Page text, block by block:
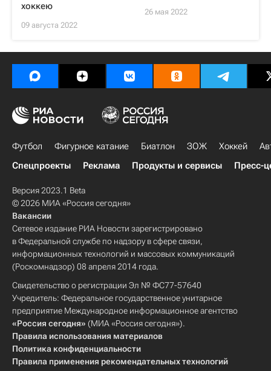
хоккею
09 августа 2022
26 мая 2022
Футбол Фигурное катание Биатлон ЗОЖ Хоккей
Спецпроекты
Реклама Продукты и сервисы Пресс-
Версия 2023.1 Beta
© 2026 МИА «Россия сегодня»
Вакансии
Сетевое издание РИА Новости зарегистрировано
в Федеральной службе по надзору в сфере связи,
информационных технологий и массовых коммуникаций
(Роскомнадзор) 08 апреля 2014 года.
Свидетельство о регистрации Эл № ФС77-57640
Учредитель: Федеральное государственное унитарное
предприятие Международное информационное агентство
«Россия сегодня» (МИА «Россия сегодня»).
Правила использования материалов
Политика конфиденциальности
Правила применения рекомендательных технологий